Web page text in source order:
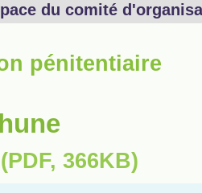
du comité
pénitentiaire
366KB)